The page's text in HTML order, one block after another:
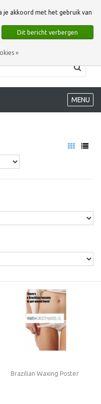
0 Artikelen
MENU
Brazilian Waxing Poster
je akkoord met het gebruik van
Dit bericht verbergen
»